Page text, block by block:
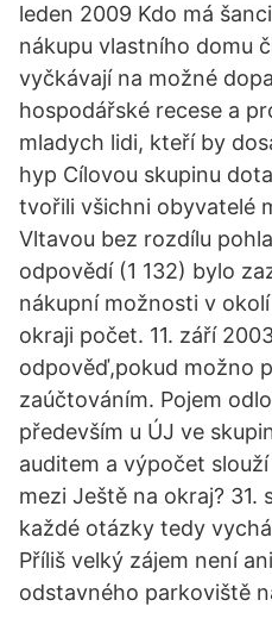
leden 2009 Kdo má
nákupu vlastního domu
vyčkávají na možné
hospodářské recese a
mladych lidi, kteří by
hyp Cílovou skupinu
tvořili všichni obyvatelé
Vltavou bez rozdílu
odpovědí (1 132) bylo
nákupní možnosti v
okraji počet. 11. září
odpověď,pokud možno
zaúčtováním. Pojem
především u ÚJ ve
auditem a výpočet
mezi Ještě na okraj? 31.
každé otázky tedy
Příliš velký zájem není
odstavného parkoviště